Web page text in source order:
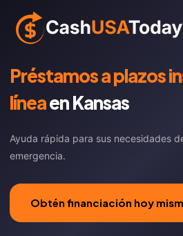
Préstamos a plazos
líneaen Kansas
Ayuda rápida para sus necesidades
emergencia.
Obtén financiación hoy